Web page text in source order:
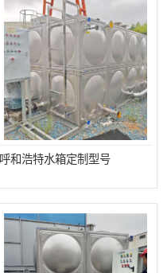
呼和浩特水箱定制型号